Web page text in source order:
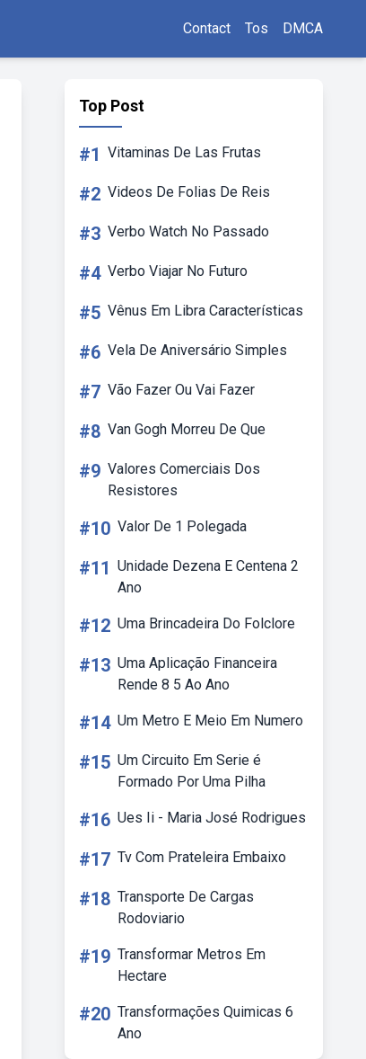
Contact Tos DMCA
Top Post
#1 Vitaminas De Las Frutas
#2 Videos De Folias De Reis
#3 Verbo Watch No Passado
#4 Verbo Viajar No Futuro
#5 Vênus Em Libra Características
#6 Vela De Aniversário Simples
#7 Vão Fazer Ou Vai Fazer
#8 Van Gogh Morreu De Que
#9 Valores Comerciais Dos
Resistores
#10 Valor De 1 Polegada
#11 Unidade Dezena E Centena 2
Ano
#12 Uma Brincadeira Do Folclore
#13 Uma Aplicação Financeira
Rende 8 5 Ao Ano
#14 Um Metro E Meio Em Numero
#15 Um Circuito Em Serie é
Formado Por Uma Pilha
#16 Ues Ii - Maria José Rodrigues
#17 Tv Com Prateleira Embaixo
#18 Transporte De Cargas
Rodoviario
#19 Transformar Metros Em
Hectare
#20 Transformações Quimicas 6
Ano